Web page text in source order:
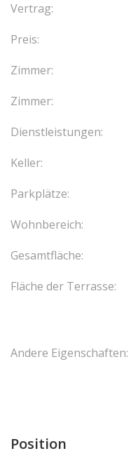
Vertrag:
Preis:
Zimmer:
Zimmer:
Dienstleistungen:
Keller:
Parkplätze:
Wohnbereich:
Gesamtfläche:
Fläche der Terrasse:
Andere Eigenschaften:
Position